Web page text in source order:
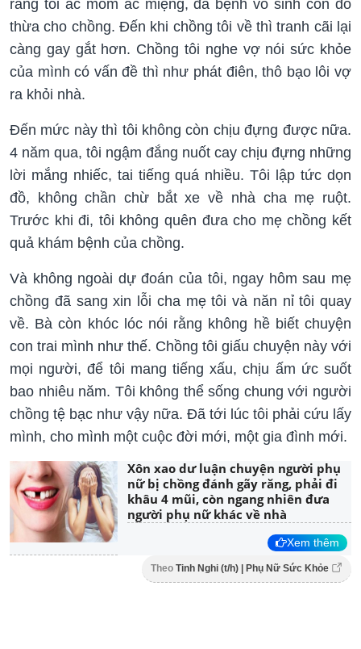
rằng tôi ác mồm ác miệng, đã bệnh vô sinh còn đổ
thừa cho chồng. Đến khi chồng tôi về thì tranh cãi lại
càng gay gắt hơn. Chồng tôi nghe vợ nói sức khỏe
của mình có vấn đề thì như phát điên, thô bạo lôi vợ
ra khỏi nhà.
Đến mức này thì tôi không còn chịu đựng được nữa.
4 năm qua, tôi ngậm đắng nuốt cay chịu đựng những
lời mắng nhiếc, tai tiếng quá nhiều. Tôi lập tức dọn
đồ, không chần chừ bắt xe về nhà cha mẹ ruột.
Trước khi đi, tôi không quên đưa cho mẹ chồng kết
quả khám bệnh của chồng.
Và không ngoài dự đoán của tôi, ngay hôm sau mẹ
chồng đã sang xin lỗi cha mẹ tôi và năn nỉ tôi quay
về. Bà còn khóc lóc nói rằng không hề biết chuyện
con trai mình như thế. Chồng tôi giấu chuyện này với
mọi người, để tôi mang tiếng xấu, chịu ấm ức suốt
bao nhiêu năm. Tôi không thể sống chung với người
chồng tệ bạc như vậy nữa. Đã tới lúc tôi phải cứu lấy
mình, cho mình một cuộc đời mới, một gia đình mới.
Xôn xao dư luận chuyện người phụ
nữ bị chồng đánh gãy răng, phải đi
khâu 4 mũi, còn ngang nhiên đưa
người phụ nữ khác về nhà
Xem thêm
Theo Tinh Nghi (t/h) | Phụ Nữ Sức Khỏe